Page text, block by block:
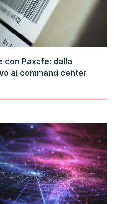
con Paxafe: dalla
al command center